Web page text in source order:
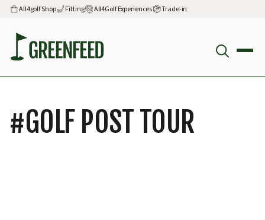
All4golf Shop Fitting All4Golf Experiences Trade-in
#GOLF POST TOUR